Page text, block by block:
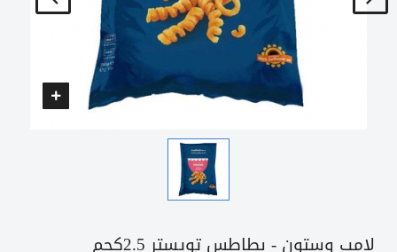
لامب وستون - بطاطس تويستر 2.5كجم